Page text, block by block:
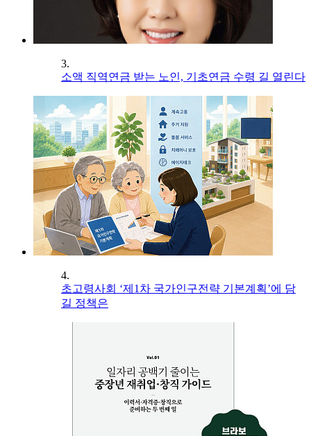
3.
소액 직역연금 받는 노인, 기초연금 수령 길 열린다
4.
초고령사회 ‘제1차 국가인구전략 기본계획’에 담
길 정책은